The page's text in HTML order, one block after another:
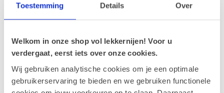
Toestemming Details Over
Welkom in onze shop vol lekkernijen! Voor u
verdergaat, eerst iets over onze cookies.
Wij gebruiken analytische cookies om je een optimale
gebruikerservaring te bieden en we gebruiken functionele
zorgen ervoor dat je bestelling kraakvers vertrekt. Zo geniet je
thuis, op het werk of als
We leveren in heel Europa, waardoor je ook familie, vrienden of
zakenrelaties buiten België kunt verrassen met de smaak van
echte Belgische chocolade. Zoek je nog meer lekkers naast
Leonidas Chocolademelk, dan vind je in onze webshop ook
Pralines
Bonbons chocoladetabletten , geschenkdozen en